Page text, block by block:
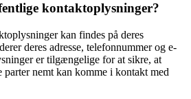
kontaktoplysninger?
kan findes på deres
deres adresse, telefonnummer og e-
er tilgængelige for at sikre, at
parter nemt kan komme i kontakt med